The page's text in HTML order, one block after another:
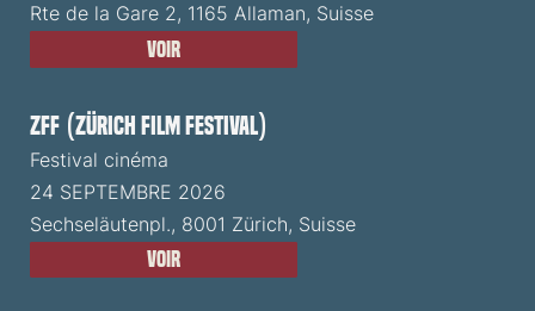
Rte de la Gare 2, 1165 Allaman, Suisse
Voir
ZFF (Zürich Film Festival)
Festival cinéma
24 SEPTEMBRE 2026
Sechseläutenpl., 8001 Zürich, Suisse
Voir